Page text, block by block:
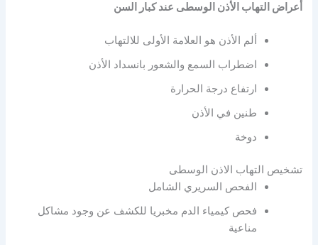
أعراض التهاب الأذن الوسطى عند كبار السن
ألم الأذن هو العلامة الأولى للالتهاب
اضطراب السمع والشعور بانسداد الأذن
ارتفاع درجة الحرارة
طنين في الأذن
دوخة
تشخيص التهاب الاذن الوسطى
الفحص السريري الشامل
فحص كيمياء الدم مخبريا للكشف عن وجود مشاكل
مناعية